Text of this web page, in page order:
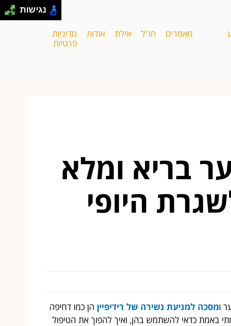
מאמרים חו"ל אילת אודות
מדיניות
פרטיות
בריא ומלא
היופי
ומסכה למניעת נשירה של רידיפיין הן כמו דחיפה
באמת כדאי להשתמש בהן, ואיך להפוך את הטיפול
נגישות